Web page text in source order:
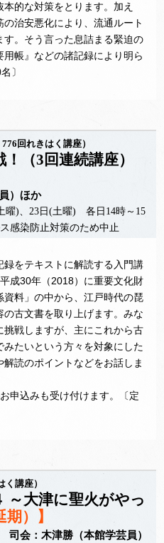
的な対策をとります。加え
治安悪化により、流通ルート
。そう言った息詰まる緊迫の
帳』などの諸記録により明ら
〕
回れきはく講座）
（3回連続講座）
）ほか
曜)、23日(土曜) 各日14時～15
感染防止対策のため中止
をテキストに解読する入門講
成30年（2018）に重要文化財
料」の中から、江戸時代の琵
古文書を取り上げます。みな
戦しますが、主にこれから古
たいという方々を対象にした
読のポイントなどをお話しま
申込みも受け付けます。〔定
く講座）
～大津に聖火がやっ
期）】
会：木津勝（本館学芸員）